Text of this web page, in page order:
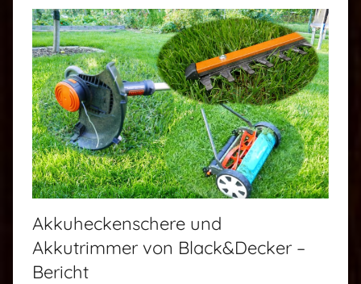
Akkuheckenschere und
Akkutrimmer von Black&Decker –
Bericht